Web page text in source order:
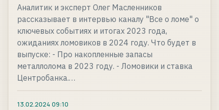
Аналитик и эксперт Олег Масленников
рассказывает в интервью каналу "Все о ломе" о
ключевых событиях и итогах 2023 года,
ожиданиях ломовиков в 2024 году. Что будет в
выпуске: - Про накопленные запасы
металлолома в 2023 году. - Ломовики и ставка
Центробанка.…
13.02.2024 09:10